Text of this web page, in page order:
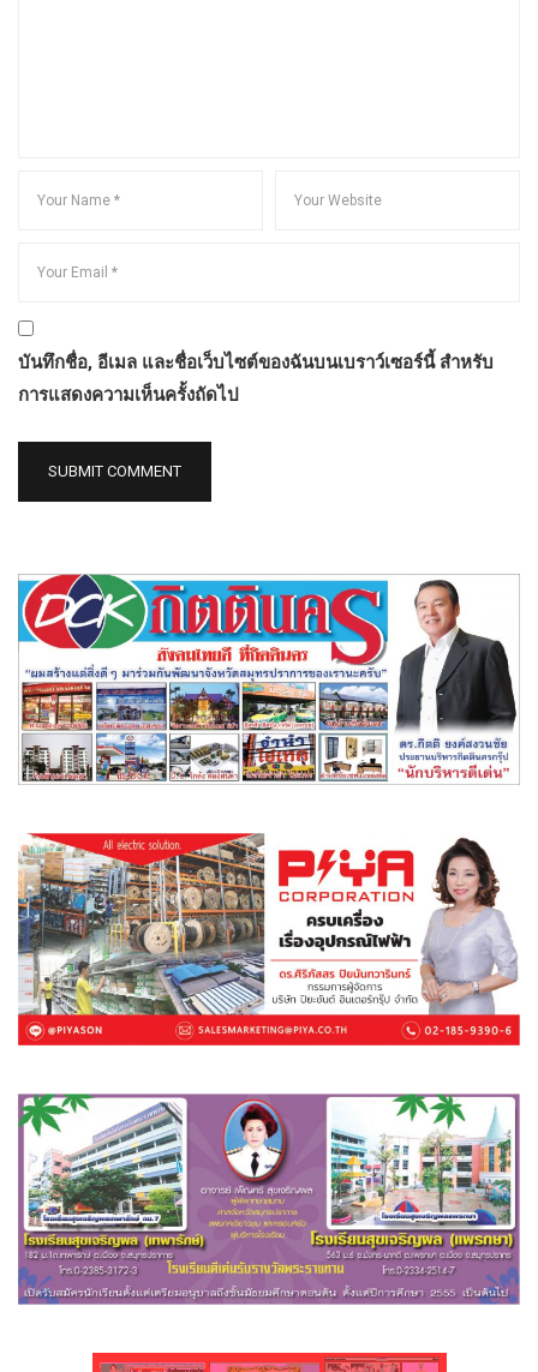
บันทึกชื่อ, อีเมล และชื่อเว็บไซต์ของฉันบนเบราว์เซอร์นี้ สำหรับ
การแสดงความเห็นครั้งถัดไป